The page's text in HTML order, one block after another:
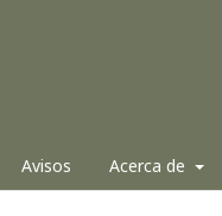
Avisos Acerca de